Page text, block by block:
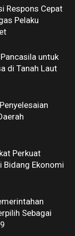
Respons Cepat
Pelaku
untuk
di Tanah Laut
Perkuat
Bidang Ekonomi
Sebagai